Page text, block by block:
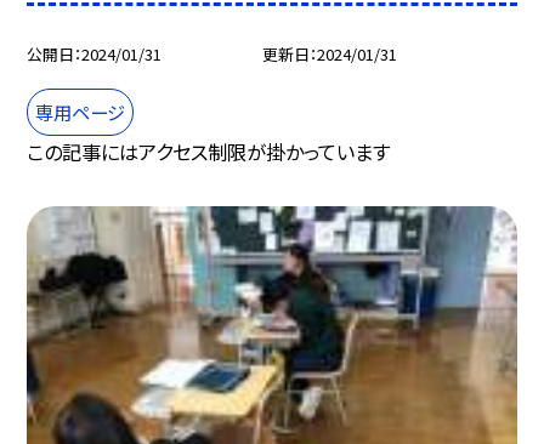
公開日 2024/01/31 更新日 2024/01/31
専用ページ
この記事にはアクセス制限が掛かっています